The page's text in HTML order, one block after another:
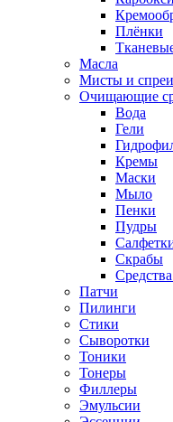
Плёнки
Масла
Мисты и спреи
Очищающие
Вода
Гели
Кремы
Маски
Мыло
Пенки
Пудры
Скрабы
Патчи
Пилинги
Стики
Сыворотки
Тоники
Тонеры
Филлеры
Эмульсии